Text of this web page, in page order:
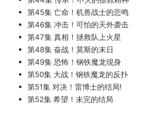
第45集 亡命！机兽战士的悲鸣
第46集 冲击！可怕的天外袭击
第47集 真相！拯救队上火星
第48集 奋战！莫斯的末日
第49集 恐怖！钢铁魔龙现身
第50集 大战！钢铁魔龙的反扑
第51集 对决！雷博士的结局!
第52集 希望！未完的结局